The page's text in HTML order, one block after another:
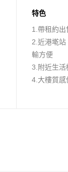
特色
1.帶租約出
2.近港墘
輸方便
3.附近生活
4.大樓質感